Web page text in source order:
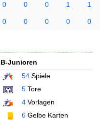
0 0 0 1 1
0 0 0 0 0
B-Junioren
54Spiele
5Tore
4Vorlagen
6Gelbe Karten